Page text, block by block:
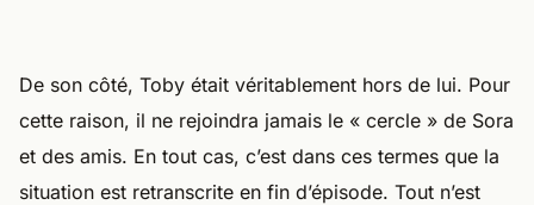
De son côté, Toby était véritablement hors de lui. Pour
cette raison, il ne rejoindra jamais le « cercle » de Sora
et des amis. En tout cas, c’est dans ces termes que la
situation est retranscrite en fin d’épisode. Tout n’est